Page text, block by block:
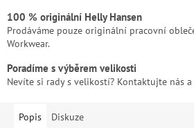
100 % originální Helly Hansen
Prodáváme pouze originální pracovní
Workwear.
Poradíme s výběrem velikosti
Nevíte si rady s velikostí? Kontaktujte nás
Popis Diskuze